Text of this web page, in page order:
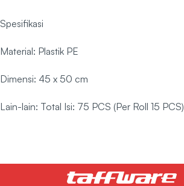
Spesifikasi
Material: Plastik PE
Dimensi: 45 x 50 cm
Lain-lain: Total Isi: 75 PCS (Per Roll 15 PCS)